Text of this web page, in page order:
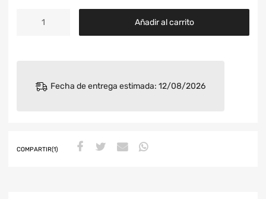
Añadir al carrito
Fecha de entrega estimada: 12/08/2026
COMPARTIR(1)